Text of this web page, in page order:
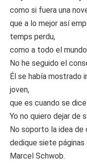
como si fuera una
que a lo mejor así
temps perdu,
como a todo el
No he seguido el
Él se había mostrado
joven,
que es cuando se
Yo no quiero dejar de
No soporto la idea de
dedique siete
Marcel Schwob.